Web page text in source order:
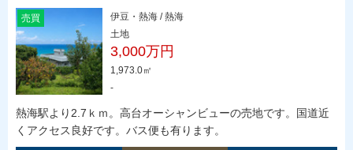
売買
伊豆・熱海 / 熱海
土地
3,000万円
1,973.0㎡
-
熱海駅より2.7ｋｍ。高台オーシャンビューの売地です。国道近
くアクセス良好です。バス便も有ります。